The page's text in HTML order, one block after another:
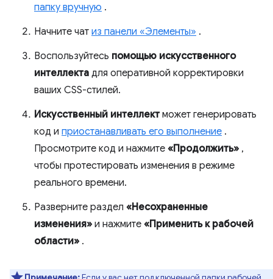
папку вручную .
Начните чат из панели «Элементы» .
Воспользуйтесь помощью искусственного
интеллекта для оперативной корректировки
ваших CSS-стилей.
Искусственный интеллектможет генерировать
код и приостанавливать его выполнение .
Просмотрите код и нажмите «Продолжить» ,
чтобы протестировать изменения в режиме
реального времени.
Разверните раздел «Несохраненные
изменения» и нажмите «Применить к рабочей
области» .